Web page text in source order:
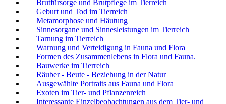
Brutfürsorge und Brutpflege im Tierreich
Geburt und Tod im Tierreich
Metamorphose und Häutung
Sinnesorgane und Sinnesleistungen im Tierreich
Tarnung im Tierreich
Warnung und Verteidigung in Fauna und Flora
Formen des Zusammenlebens in Flora und Fauna.
Bauwerke im Tierreich
Räuber - Beute - Beziehung in der Natur
Ausgewählte Portraits aus Fauna und Flora
Exoten im Tier- und Pflanzenreich
Interessante Einzelbeobachtungen aus dem Tier- und